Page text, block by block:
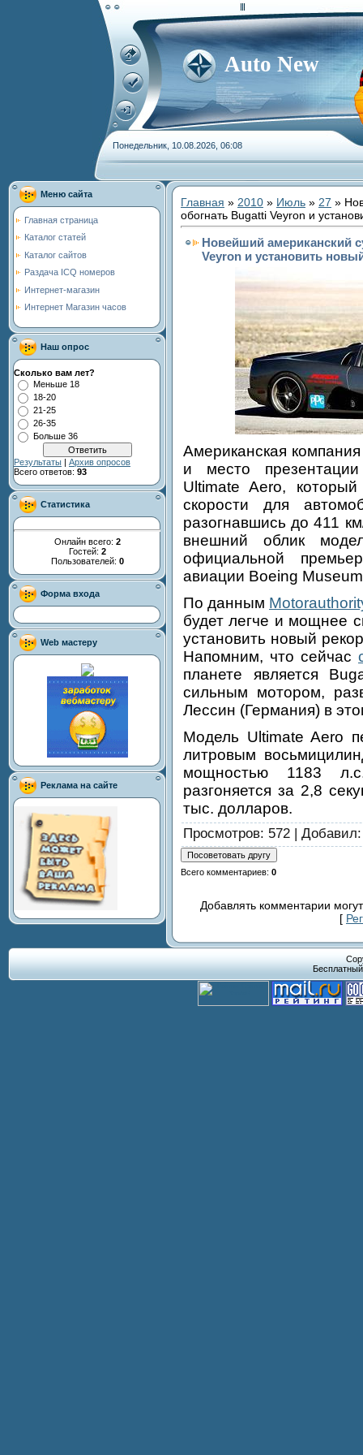
Auto New
Понедельник, 10.08.2026, 06:08
Меню сайта
Главная страница
Каталог статей
Каталог сайтов
Раздача ICQ номеров
Интернет-магазин
Интернет Магазин часов
Наш опрос
Сколько вам лет?
Меньше 18
18-20
21-25
26-35
Больше 36
Результаты | Архив опросов
Всего ответов: 93
Статистика
Онлайн всего: 2
Гостей: 2
Пользователей: 0
Форма входа
Web мастеру
Реклама на сайте
Главная » 2010 » Июль » 27 »
обогнать Bugatti Veyron и
Новейший американский
Veyron и установить
Американская
и место
Ultimate Aero,
скорости для
разогнавшись до 411
внешний облик
официальной
авиации Boeing
По данным
будет легче и мощнее
установить новый
Напомним, что сейчас
планете является
сильным мотором,
Лессин (Германия) в
Модель Ultimate Aero
литровым
мощностью 1183
разгоняется за 2,8
тыс. долларов.
Просмотров: 572 | Добавил
Всего комментариев: 0
Добавлять комментарии
[